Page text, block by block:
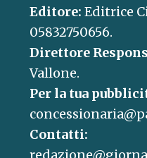
Editore: Editrice
05832750656.
Direttore
Vallone.
Per la tua
Contatti: